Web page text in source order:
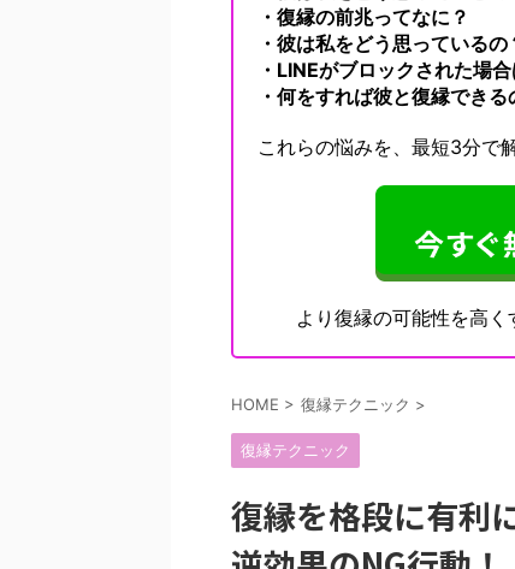
・復縁の前兆ってなに？
・彼は私をどう思っているの
・LINEがブロックされた場合
・何をすれば彼と復縁できる
これらの悩みを、最短3分で
より復縁の可能性を高
HOME > 復縁テクニック >
復縁テクニック
復縁を格段に有利